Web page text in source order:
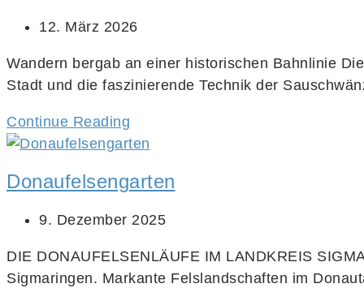
12. März 2026
Wandern bergab an einer historischen Bahnlinie
Stadt und die faszinierende Technik der
Continue Reading
Donaufelsengarten
9. Dezember 2025
DIE DONAUFELSENLÄUFE IM LANDKREIS
Sigmaringen. Markante Felslandschaften im